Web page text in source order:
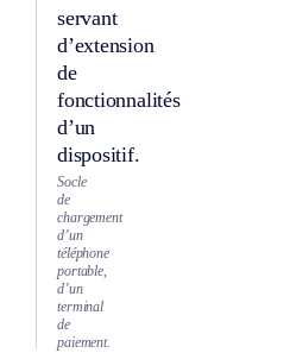
servant
d’extension
de
fonctionnalités
d’un
dispositif.
Socle
de
chargement
d’un
téléphone
portable,
d’un
terminal
de
paiement.